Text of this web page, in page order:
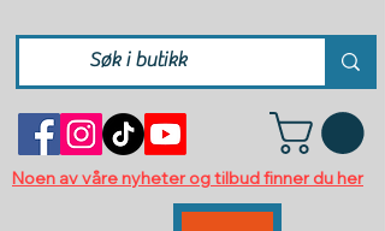
Noen av våre nyheter og tilbud finner du her